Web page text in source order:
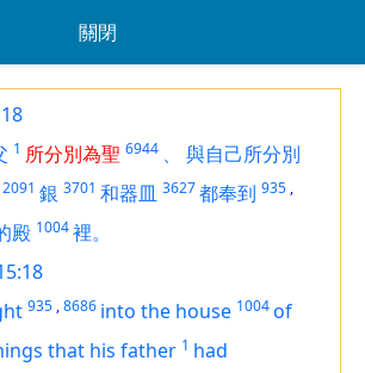
關閉
1 所分別為聖 6944 、
與自己所分別
2091 銀 3701 和器皿 3627都奉到 935 ,
殿 1004裡。
935 ,8686 into the house 1004of
that his father 1 had